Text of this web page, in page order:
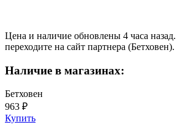
Цена и наличие обновлены 4 часа
переходите на сайт партнера (Бетховен).
Наличие в магазинах:
Бетховен
963 ₽
Купить